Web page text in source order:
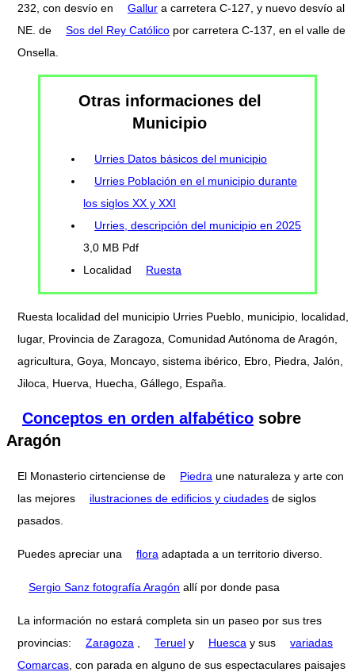
232, con desvío en
Gallur a carretera C-127, y nuevo desvío al
NE. de
Sos del Rey Católico por carretera C-137, en el valle de
Onsella.
Otras informaciones del
Municipio
Urries Datos básicos del municipio
Urries Población en el municipio durante
los siglos XX y XXI
Urries, descripción del municipio en 2025
3,0 MB Pdf
Localidad
Ruesta
Ruesta localidad del municipio Urries Pueblo, municipio, localidad,
lugar, Provincia de Zaragoza, Comunidad Autónoma de Aragón,
agricultura, Goya, Moncayo, sistema ibérico, Ebro, Piedra, Jalón,
Jiloca, Huerva, Huecha, Gállego, España.
Conceptos en orden alfabético sobre
Aragón
El Monasterio cirtenciense de Piedra une naturaleza y arte con
las mejores
ilustraciones de edificios y ciudades de siglos
pasados.
Puedes apreciar una flora adaptada a un territorio diverso.
Sergio Sanz fotografía Aragón allí por donde pasa
La información no estará completa sin un paseo por sus tres
provincias:
Zaragoza Teruel y Huesca y sus
variadas
Comarcas , con parada en alguno de sus espectaculares paisajes